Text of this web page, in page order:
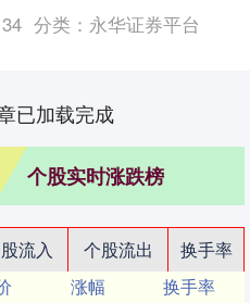
分类： 永华证券平台
已加载完成
个股实时涨跌榜
流入 个股流出
换手率
涨幅
换手率